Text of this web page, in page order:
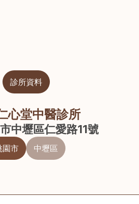
診所資料
心堂中醫診所
中壢區仁愛路11號
園市 中壢區